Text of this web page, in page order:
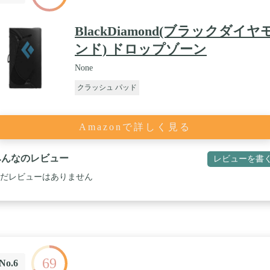
BlackDiamond(ブラックダイヤ
ンド) ドロップゾーン
None
クラッシュ パッド
Amazonで詳しく見る
なのレビュー レビューを書
レビューはありません
69